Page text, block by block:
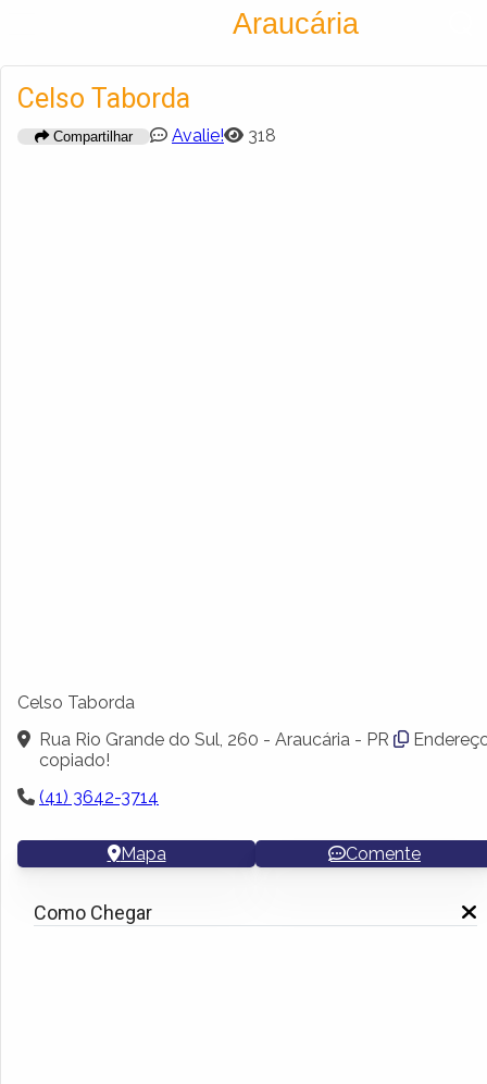
EncontraAraucária
Celso Taborda
Compartilhar Avalie! 318
Celso Taborda
Rua Rio Grande do Sul, 260 - Araucária - PR
copiado!
(41) 3642-3714
Mapa Comente
Como Chegar